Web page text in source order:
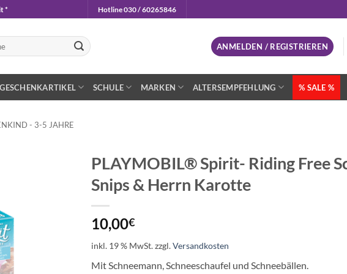
* Hotline 030 / 60265846
ANMELDEN / REGISTRIEREN
GESCHENKARTIKEL SCHULE MARKEN ALTERSEMPFEHLUNG % SALE %
- 3-5 JAHRE
PLAYMOBIL® Spirit- Riding Free
Snips & Herrn Karotte
10,00€
inkl. 19 % MwSt.zzgl.Versandkosten
Mit Schneemann, Schneeschaufel und Schneebällen.